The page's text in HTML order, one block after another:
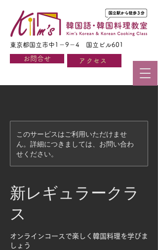
東京都国立市中1－9－4 国立ビル601
お問合せ アクセス
このサービスはご利用いただけませ
ん。詳細につきましては、お問い合わ
せください。
新レギュラークラ
ス
オンラインコースで楽しく韓国料理を学びま
しょう